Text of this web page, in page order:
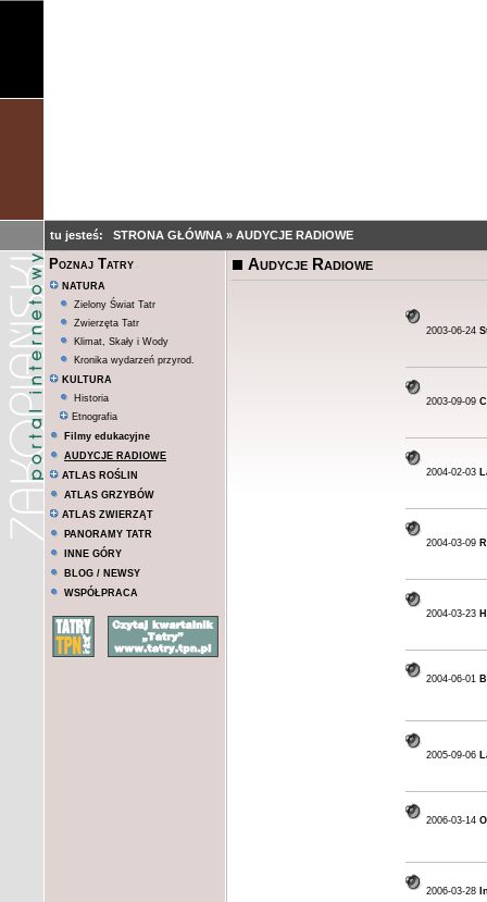
tu jesteś: STRONA GŁÓWNA » AUDYCJE RADIOWE
Poznaj Tatry
NATURA
Zielony Świat Tatr
Zwierzęta Tatr
Klimat, Skały i Wody
Kronika wydarzeń przyrod.
KULTURA
Historia
Etnografia
Filmy edukacyjne
AUDYCJE RADIOWE
ATLAS ROŚLIN
ATLAS GRZYBÓW
ATLAS ZWIERZĄT
PANORAMY TATR
INNE GÓRY
BLOG / NEWSY
WSPÓŁPRACA
Audycje Radiowe
2003-06-24
2003-09-09
2004-02-03
2004-03-09
2004-03-23
2004-06-01
2005-09-06
2006-03-14
2006-03-28